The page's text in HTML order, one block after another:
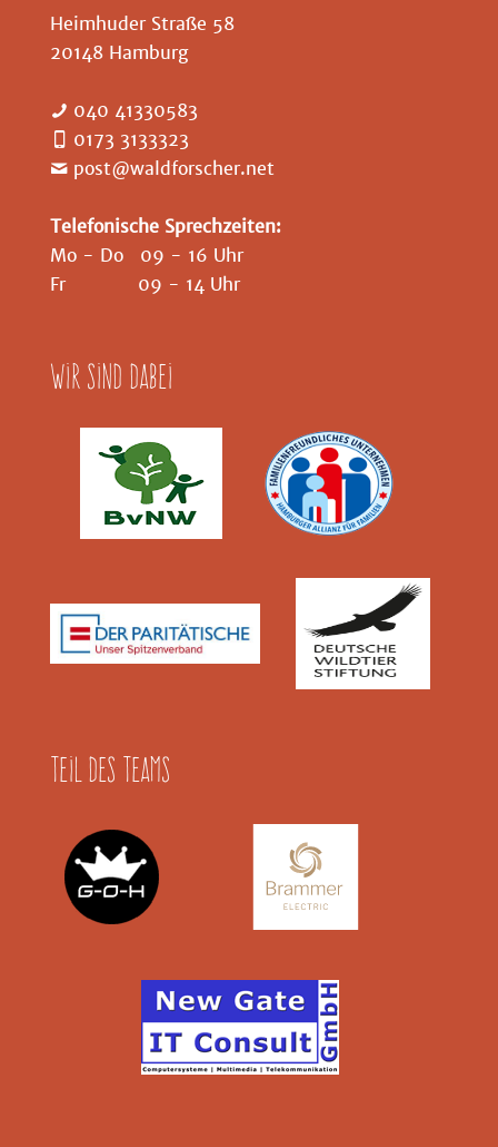
Heimhuder Straße 58
20148 Hamburg
040 41330583
0173 3133323
post@waldforscher.net
Telefonische Sprechzeiten:
Mo - Do 09 - 16 Uhr
Fr 09 - 14 Uhr
Wir sind dabei
Teil des Teams